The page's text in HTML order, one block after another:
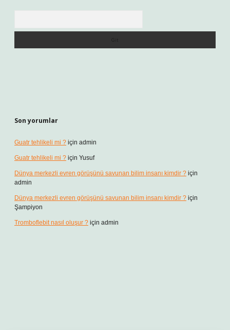
Son yorumlar
Guatr tehlikeli mi ? için admin
Guatr tehlikeli mi ? için Yusuf
Dünya merkezli evren görüşünü savunan bilim insanı kimdir ? için
admin
Dünya merkezli evren görüşünü savunan bilim insanı kimdir ? için
Şampiyon
Tromboflebit nasıl oluşur ? için admin